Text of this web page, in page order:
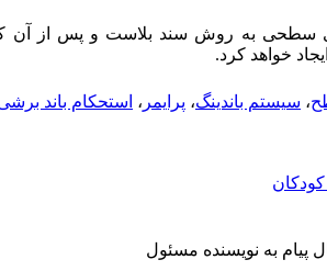
سطحی به روش سند بلاست و پس از آن
خواهد کرد.
، سیستم باندینگ، پرایمر ، استحکام باند
پیام به نویسنده مسئول